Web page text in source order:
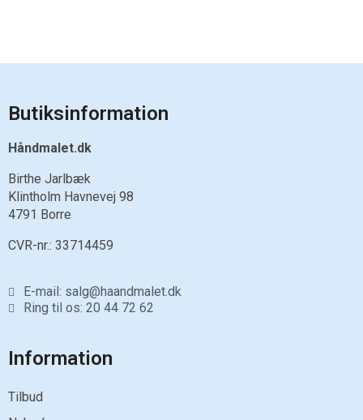
Butiksinformation
Håndmalet.dk
Birthe Jarlbæk
Klintholm Havnevej 98
4791 Borre
CVR-nr.: 33714459
E-mail: salg@haandmalet.dk
Ring til os: 20 44 72 62
Information
Tilbud